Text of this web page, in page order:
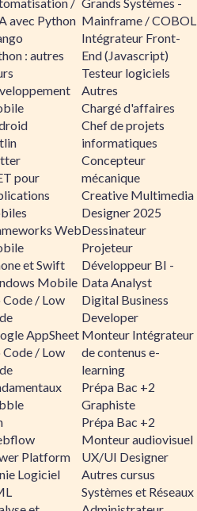
avec Python
: autres
pour
Web
et Swift
Mobile
/ Low
AppSheet
/ Low
Platform
Logiciel
Mainframe / COBOL
Intégrateur Front-
End (Javascript)
Testeur logiciels
Autres
Chargé d'affaires
Chef de projets
informatiques
Concepteur
mécanique
Creative Multimedia
Designer 2025
Dessinateur
Projeteur
Développeur BI -
Data Analyst
Digital Business
Developer
Monteur Intégrateur
de contenus e-
learning
Prépa Bac +2
Graphiste
Prépa Bac +2
Monteur audiovisuel
UX/UI Designer
Autres cursus
Systèmes et Réseaux